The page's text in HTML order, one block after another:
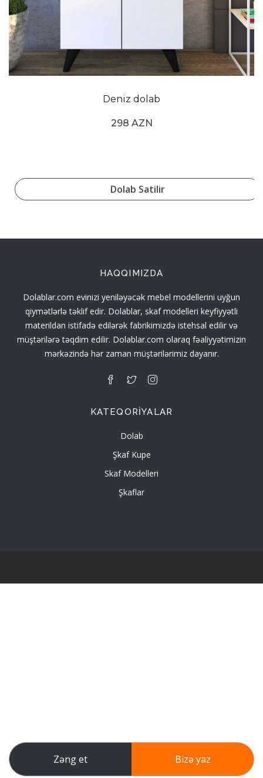
Deniz dolab
298 AZN
Dolab Satilir
HAQQIMIZDA
Dolablar.com evinizi yeniləyəcək mebel modellerini uyğun
qiymətlərlə təklif edir. Dolablar, skaf modelleri keyfiyyətli
materildan istifadə edilərək fabrikimizdə istehsal edilir və
müştərilərə təqdim edilir. Dolablar.com olaraq fəaliyyətimizin
mərkəzində hər zaman müştərilərimiz dayanır.
KATEQORIYALAR
Dolab
Şkaf Kupe
Skaf Modelleri
Şkaflar
Zəng et Bizə yaz